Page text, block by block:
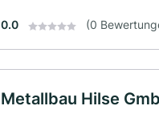
0.0 (0
Metallbau Hilse